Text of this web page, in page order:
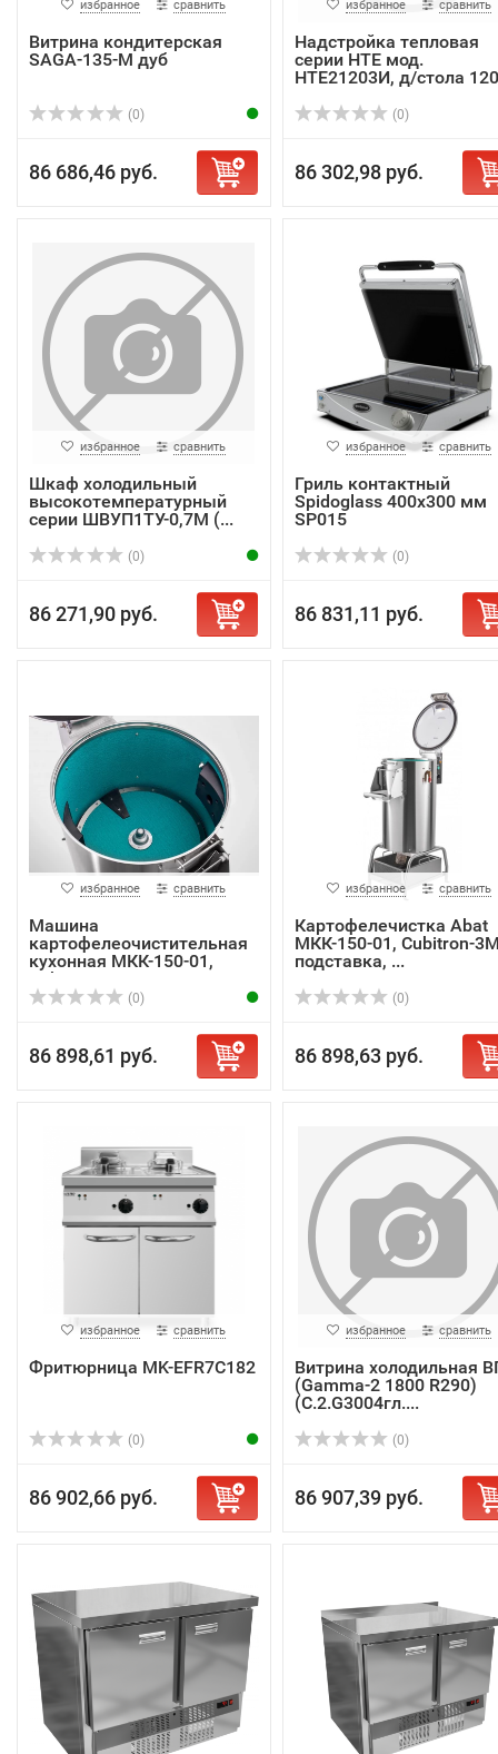
избранное сравнить
Витрина кондитерская
SAGA-135-M дуб
(0)
86 686,46 руб.
избранное сравнить
Надстройка тепловая
серии НТЕ мод.
НТЕ21203И, д/стола
(0)
86 302,98 руб.
избранное сравнить
Шкаф холодильный
высокотемпературный
серии ШВУП1ТУ-0,7М (...
(0)
86 271,90 руб.
избранное сравнить
Гриль контактный
Spidoglass 400х300 мм
SP015
(0)
86 831,11 руб.
избранное сравнить
Машина
картофелеочистительная
кухонная МКК-150-01,
Cubitr...
(0)
86 898,61 руб.
избранное сравнить
Картофелечистка Abat
МКК-150-01, Cubitron-
подставка, ...
(0)
86 898,63 руб.
избранное сравнить
Фритюрница MK-EFR7C182
(0)
86 902,66 руб.
избранное сравнить
Витрина холодильная
(Gamma-2 1800 R290)
(C.2.G3004гл....
(0)
86 907,39 руб.